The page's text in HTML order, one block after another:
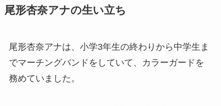
尾形杏奈アナの生い立ち
尾形杏奈アナは、小学3年生の終わりから中学生ま
でマーチングバンドをしていて、カラーガードを
務めていました。